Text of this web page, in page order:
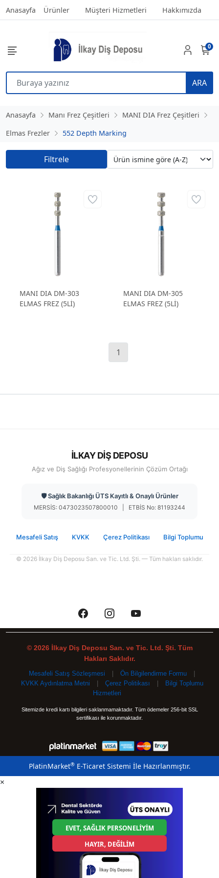
Anasayfa Ürünler Müşteri Hizmetleri Hakkımızda
ARA
0
Anasayfa Manı Frez Çeşitleri
MANI DIA Frez Çeşitleri
Elmas Frezler
552 Depth Marking
Filtrele
MANI DIA DM-303
ELMAS FREZ (5Lİ)
MANI DIA DM-305
ELMAS FREZ (5Lİ)
1
İLKAY DİŞ DEPOSU
Ağız ve Diş Sağlığı Profesyonellerinin Çözüm Ortağı
🛡️ Sağlık Bakanlığı ÜTS Kayıtlı & Onaylı Ürünler
MERSİS: 0473023507800010 | ETBİS No: 81193244
Mesafeli Satış KVKK Çerez Politikası Bilgi Toplumu
© 2026 İlkay Diş Deposu San. ve Tic. Ltd. Şti. — Tüm hakları saklıdır.
© 2026 İlkay Diş Deposu San. ve Tic. Ltd. Şti. Tüm
Hakları Saklıdır.
Mesafeli Satış Sözleşmesi Ön Bilgilendirme Formu
KVKK Aydınlatma Metni
Çerez Politikası
Bilgi Toplumu
Hizmetleri
Sitemizde kredi kartı bilgileri saklanmamaktadır. Tüm ödemeler 256-bit SSL
sertifikası ile korunmaktadır.
PlatinMarket®E-Ticaret Sistemi İle Hazırlanmıştır.
×
EVET, SAĞLIK PERSONELİYİM
HAYIR, DEĞİLİM